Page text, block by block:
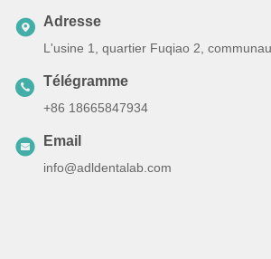
Adresse
L'usine 1, quartier Fuqiao 2,
Télégramme
+86 18665847934
Email
info@adldentalab.com